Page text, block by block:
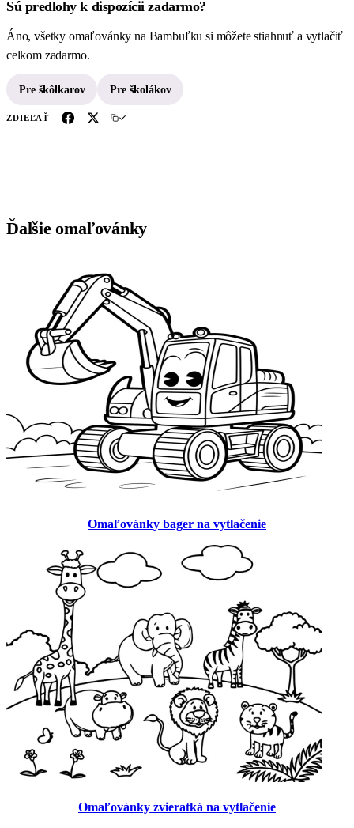
Sú predlohy k dispozícii zadarmo?
Áno, všetky omaľovánky na Bambuľku si môžete stiahnuť a vytlačiť
celkom zadarmo.
Pre škôlkarov Pre školákov
ZDIEĽAŤ
Ďalšie omaľovánky
Omaľovánky bager na vytlačenie
Omaľovánky zvieratká na vytlačenie